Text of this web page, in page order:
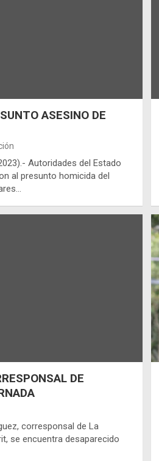
ASESINO DE
Autoridades del Estado
al presunto homicida del
DE
corresponsal de La
se encuentra desaparecido